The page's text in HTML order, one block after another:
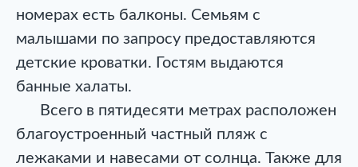
номерах есть балконы. Семьям с
малышами по запросу предоставляются
детские кроватки. Гостям выдаются
банные халаты.
Всего в пятидесяти метрах расположен
благоустроенный частный пляж с
лежаками и навесами от солнца. Также для